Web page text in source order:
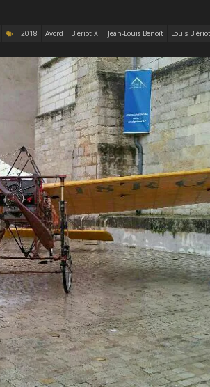
2018 Avord Blériot XI Jean-Louis Benoît Louis Blériot